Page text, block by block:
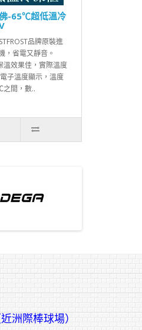
-65℃超低溫冷
品牌原裝進
，省電又靜音。
效果佳，實際溫度
子溫度顯示，溫度
間，數..
洲際棒球場）